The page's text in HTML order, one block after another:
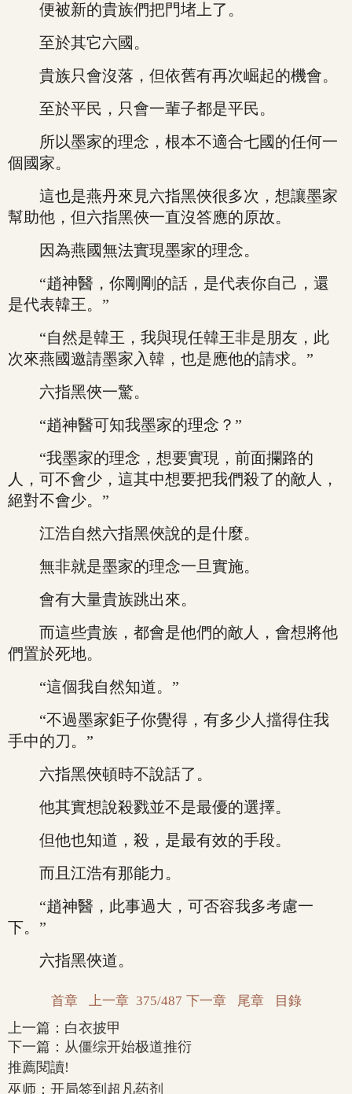
便被新的貴族們把門堵上了。
至於其它六國。
貴族只會沒落，但依舊有再次崛起的機會。
至於平民，只會一輩子都是平民。
所以墨家的理念，根本不適合七國的任何一
個國家。
這也是燕丹來見六指黑俠很多次，想讓墨家
幫助他，但六指黑俠一直沒答應的原故。
因為燕國無法實現墨家的理念。
“趙神醫，你剛剛的話，是代表你自己，還
是代表韓王。”
“自然是韓王，我與現任韓王非是朋友，此
次來燕國邀請墨家入韓，也是應他的請求。”
六指黑俠一驚。
“趙神醫可知我墨家的理念？”
“我墨家的理念，想要實現，前面攔路的
人，可不會少，這其中想要把我們殺了的敵人，
絕對不會少。”
江浩自然六指黑俠說的是什麼。
無非就是墨家的理念一旦實施。
會有大量貴族跳出來。
而這些貴族，都會是他們的敵人，會想將他
們置於死地。
“這個我自然知道。”
“不過墨家鉅子你覺得，有多少人擋得住我
手中的刀。”
六指黑俠頓時不說話了。
他其實想說殺戮並不是最優的選擇。
但他也知道，殺，是最有效的手段。
而且江浩有那能力。
“趙神醫，此事過大，可否容我多考慮一
下。”
六指黑俠道。
首章 上一章 375/487 下一章 尾章 目錄
上一篇： 白衣披甲
下一篇： 从僵综开始极道推衍
推薦閱讀!
巫师：开局签到超凡药剂